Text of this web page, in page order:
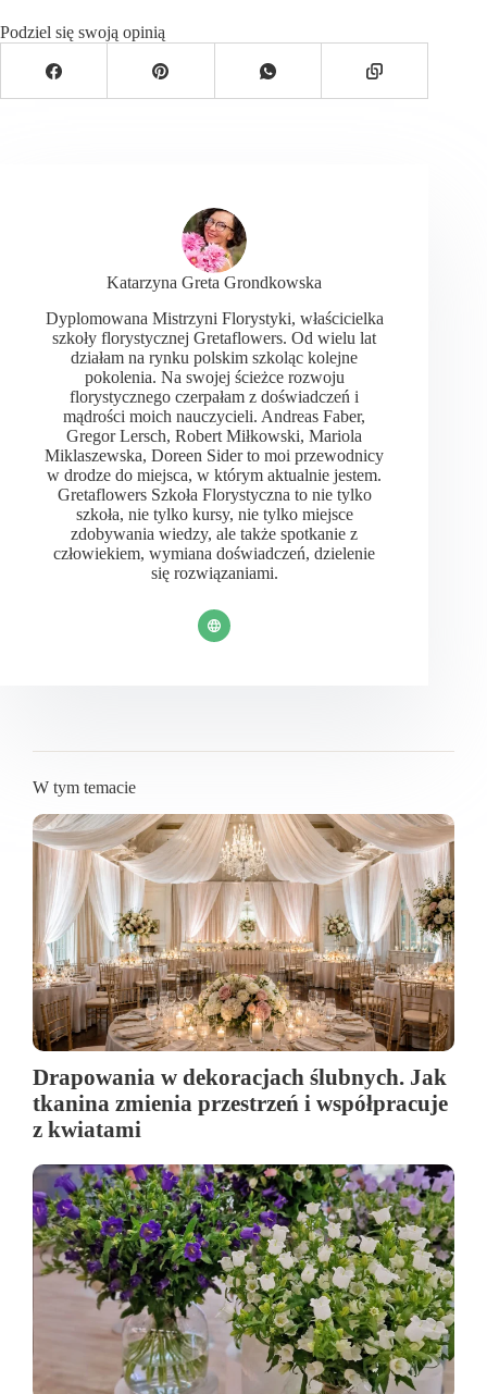
Podziel się swoją opinią
Katarzyna Greta Grondkowska
Dyplomowana Mistrzyni Florystyki, właścicielka
szkoły florystycznej Gretaflowers. Od wielu lat
działam na rynku polskim szkoląc kolejne
pokolenia. Na swojej ścieżce rozwoju
florystycznego czerpałam z doświadczeń i
mądrości moich nauczycieli. Andreas Faber,
Gregor Lersch, Robert Miłkowski, Mariola
Miklaszewska, Doreen Sider to moi przewodnicy
w drodze do miejsca, w którym aktualnie jestem.
Gretaflowers Szkoła Florystyczna to nie tylko
szkoła, nie tylko kursy, nie tylko miejsce
zdobywania wiedzy, ale także spotkanie z
człowiekiem, wymiana doświadczeń, dzielenie
się rozwiązaniami.
W tym temacie
Drapowania w dekoracjach ślubnych. Jak
tkanina zmienia przestrzeń i współpracuje
z kwiatami